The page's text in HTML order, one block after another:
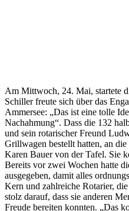
Am Mittwoch, 24. Mai, startete
Schiller freute sich über das
Ammersee: „Das ist eine tolle
Nachahmung“. Dass die 132
und sein rotarischer Freund
Grillwagen bestellt hatten, an
Karen Bauer von der Tafel. Sie
Bereits vor zwei Wochen hatte
ausgegeben, damit alles
Kern und zahlreiche Rotarier,
stolz darauf, dass sie anderen
Freude bereiten konnten. „Das